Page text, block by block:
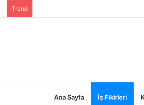
Trend
Ana Sayfa İş Fikirleri